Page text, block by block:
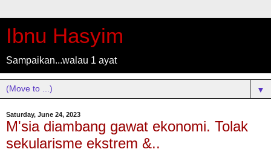
Ibnu Hasyim
Sampaikan...walau 1 ayat
▼
Saturday, June 24, 2023
M'sia diambang gawat ekonomi. Tolak
sekularisme ekstrem &..